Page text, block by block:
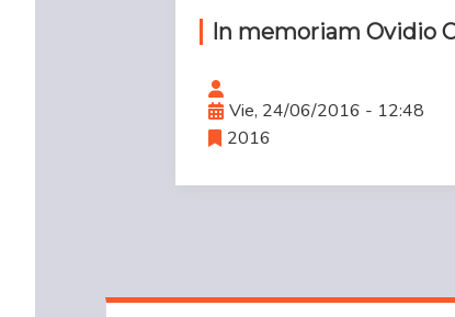
In memoriam Ovidio
Vie, 24/06/2016 - 12:48
2016